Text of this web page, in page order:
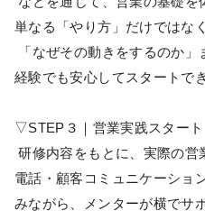
単なる「やり方」だけではなく
「なぜその動きをするのか
経験でも安心してスタートで
▽STEP３｜営業実践スタート
研修内容をもとに、実際の営
電話・顧客コミュニケーショ
みながら、メンターが横でサ